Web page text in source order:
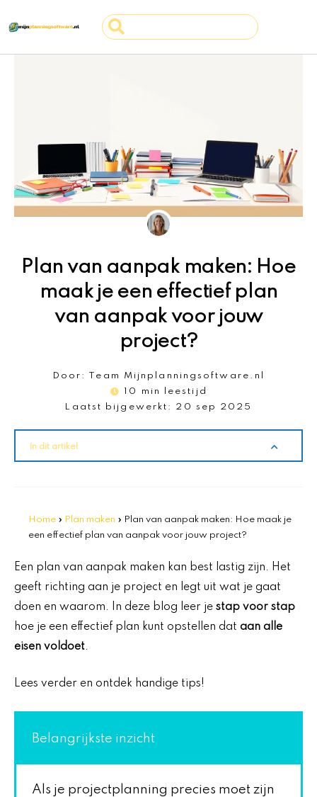
naar
inhoud
Search
...
Plan van aanpak maken: Hoe
maak je een effectief plan
van aanpak voor jouw
project?
Door:
Team Mijnplanningsoftware.nl
10 min leestijd
Laatst bijgewerkt:
20 sep 2025
In dit artikel
Home » Plan maken » Plan van aanpak maken: Hoe maak je
een effectief plan van aanpak voor jouw project?
Een plan van aanpak maken kan best lastig zijn. Het
geeft richting aan je project en legt uit wat je gaat
doen en waarom. In deze blog leer je stap voor stap
hoe je een effectief plan kunt opstellen dat aan alle
eisen voldoet.
Lees verder en ontdek handige tips!
Belangrijkste inzicht
Als je projectplanning precies moet zijn